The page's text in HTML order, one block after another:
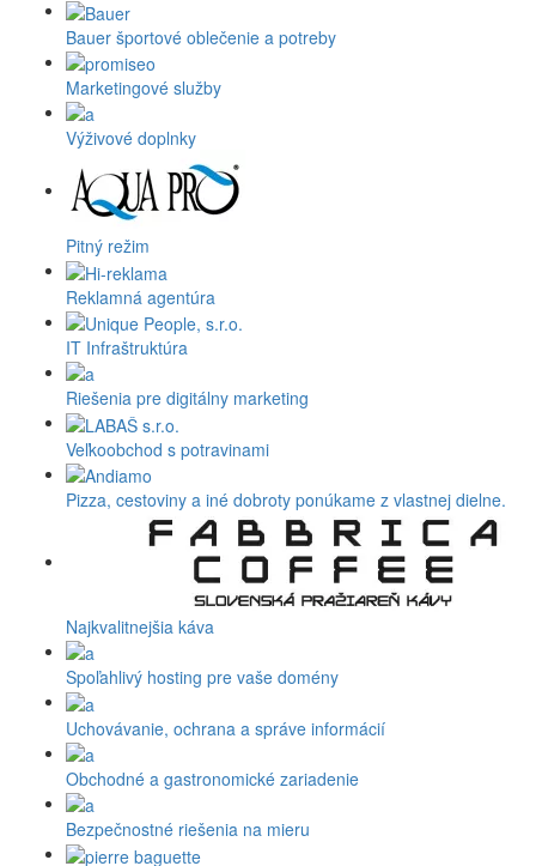
Bauer športové oblečenie a potreby
Marketingové služby
Výživové doplnky
Pitný režim
Reklamná agentúra
IT Infraštruktúra
Riešenia pre digitálny marketing
Veľkoobchod s potravinami
Pizza, cestoviny a iné dobroty ponúkame z vlastnej dielne.
Najkvalitnejšia káva
Spoľahlivý hosting pre vaše domény
Uchovávanie, ochrana a správe informácií
Obchodné a gastronomické zariadenie
Bezpečnostné riešenia na mieru